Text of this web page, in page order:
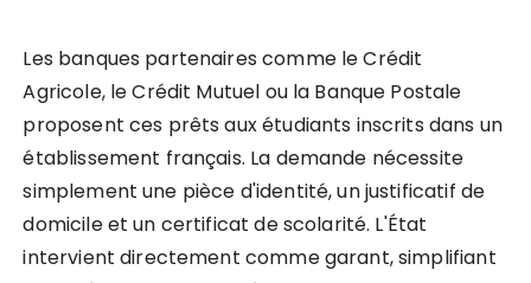
Les banques partenaires comme le Crédit
Agricole, le Crédit Mutuel ou la Banque Postale
proposent ces prêts aux étudiants inscrits dans un
établissement français. La demande nécessite
simplement une pièce d'identité, un justificatif de
domicile et un certificat de scolarité. L'État
intervient directement comme garant, simplifiant